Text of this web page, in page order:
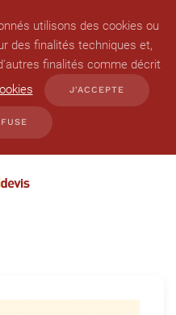
utilisons des cookies ou
des finalités techniques et,
finalités comme décrit
J'ACCEPTE